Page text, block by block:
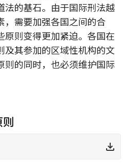
法的基石。由于国际刑法越
，需要加强各国之间的合
原则变得更加紧迫。各国在
及其参加的区域性机构的文
则的同时，也必须维护国际